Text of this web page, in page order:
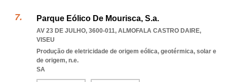
Parque Eólico De Mourisca, S.a.
AV 23 DE JULHO, 3600-011, ALMOFALA CASTRO DAIRE,
VISEU
Produção de eletricidade de origem eólica, geotérmica, solar e
de origem, n.e.
SA